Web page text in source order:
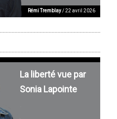
Rémi Tremblay/ 22 avril 2026
La liberté vue par
Sonia Lapointe